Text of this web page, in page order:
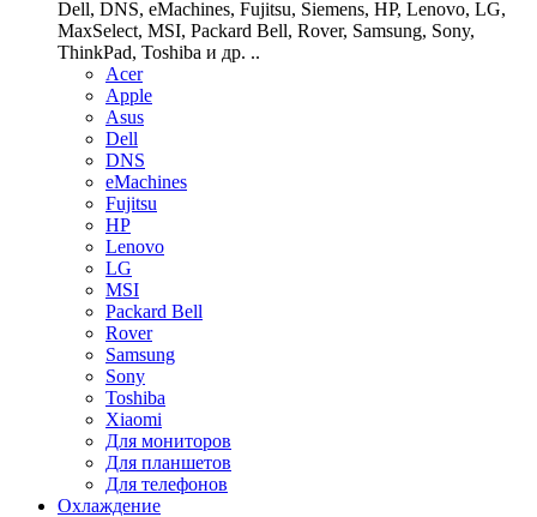
Dell, DNS, eMachines, Fujitsu, Siemens, HP, Lenovo, LG,
MaxSelect, MSI, Packard Bell, Rover, Samsung, Sony,
ThinkPad, Toshiba и др. ..
Acer
Apple
Asus
Dell
DNS
eMachines
Fujitsu
HP
Lenovo
LG
MSI
Packard Bell
Rover
Samsung
Sony
Toshiba
Xiaomi
Для мониторов
Для планшетов
Для телефонов
Охлаждение